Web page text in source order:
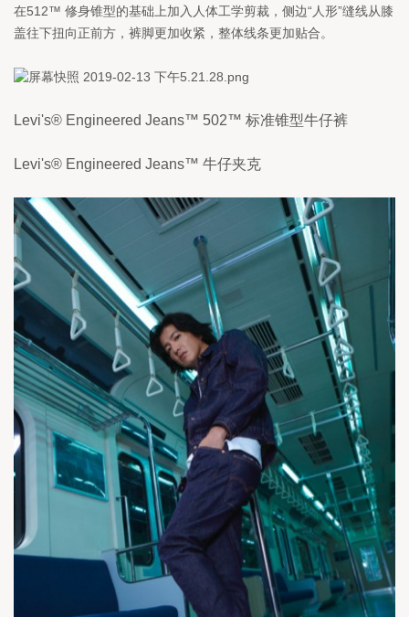
在512™ 修身锥型的基础上加入人体工学剪裁，侧边“人形”缝线从膝
盖往下扭向正前方，裤脚更加收紧，整体线条更加贴合。
Levi's® Engineered Jeans™ 502™ 标准锥型牛仔裤
Levi's® Engineered Jeans™ 牛仔夹克